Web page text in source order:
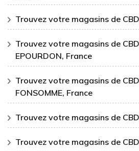
Trouvez votre magasins de CBD
Trouvez votre magasins de
EPOURDON, France
Trouvez votre magasins de
FONSOMME, France
Trouvez votre magasins de
Trouvez votre magasins de